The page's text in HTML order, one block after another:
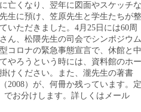
亡くなり、翌年に図面やスケッチな
生に預け、笠原先生と学生たちが整
いただきました。4月25日には60周
ん、松隈先生の司会でシンポジウム
コロナの緊急事態宣言で、休館と中
やろうという時には、資料館のホー
けください。また、瀧先生の著書
2008）が、何冊か残っています。定
でお分けします。詳しくはメール